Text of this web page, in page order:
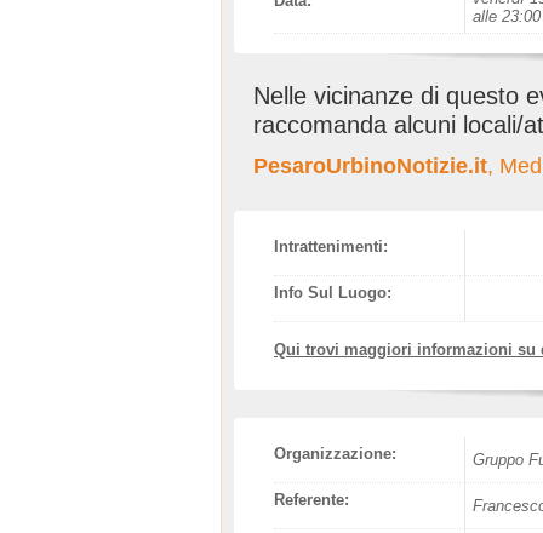
alle 23:00
Nelle vicinanze di questo
raccomanda alcuni locali/
PesaroUrbinoNotizie.it,
Intrattenimenti:
Info Sul Luogo:
Qui trovi maggiori informazioni su
Organizzazione: Gruppo
Referente: